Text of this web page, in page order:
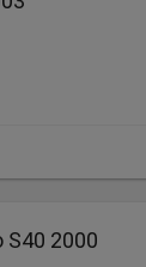
S40 2000